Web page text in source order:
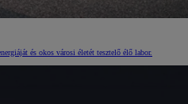
és okos városi életét tesztelő élő labor.